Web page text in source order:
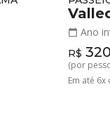
calendar_today Ano
R$
(por
Em até 6x